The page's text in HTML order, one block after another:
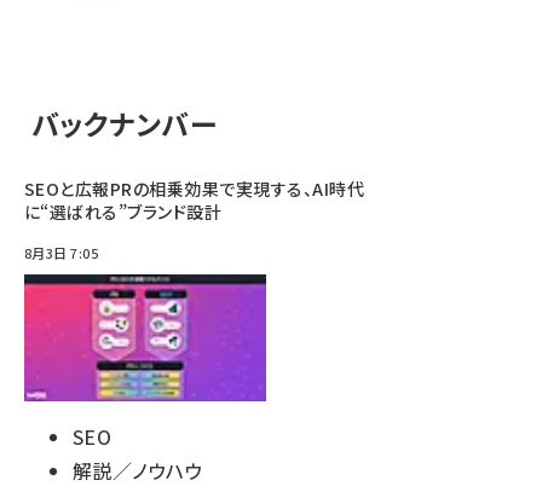
バックナンバー
SEOと広報PRの相乗効果で実現する、AI時代
に“選ばれる”ブランド設計
8月3日 7:05
SEO
解説／ノウハウ